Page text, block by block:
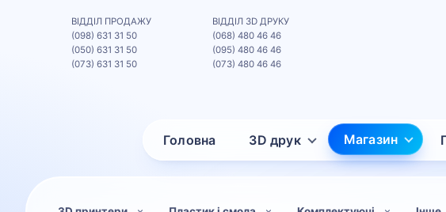
Головна 3D друк Магазин
ВІДДІЛ ПРОДАЖУ
(098) 631 31 50
(050) 631 31 50
(073) 631 31 50
ВІДДІЛ 3D ДРУКУ
(068) 480 46 46
(095) 480 46 46
(073) 480 46 46